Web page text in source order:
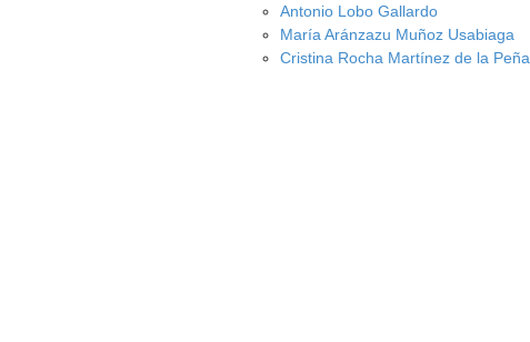
Antonio Lobo Gallardo
María Aránzazu Muñoz Usabiaga
Cristina Rocha Martínez de la Peña